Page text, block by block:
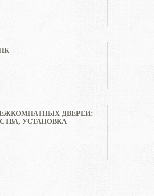
ДВЕРЕЙ:
УСТАНОВКА